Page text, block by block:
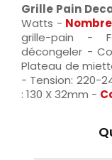
Grille Pain
Watts -
grille-pain -
décongeler -
Plateau de
- Tension: 220-
: 130 X 32mm -